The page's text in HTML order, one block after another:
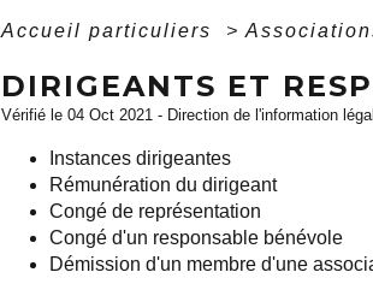
Accueil particuliers >
DIRIGEANTS ET
Vérifié le 04 Oct 2021 - Direction de l'information
Instances dirigeantes
Rémunération du dirigeant
Congé de représentation
Congé d'un responsable bénévole
Démission d'un membre d'une